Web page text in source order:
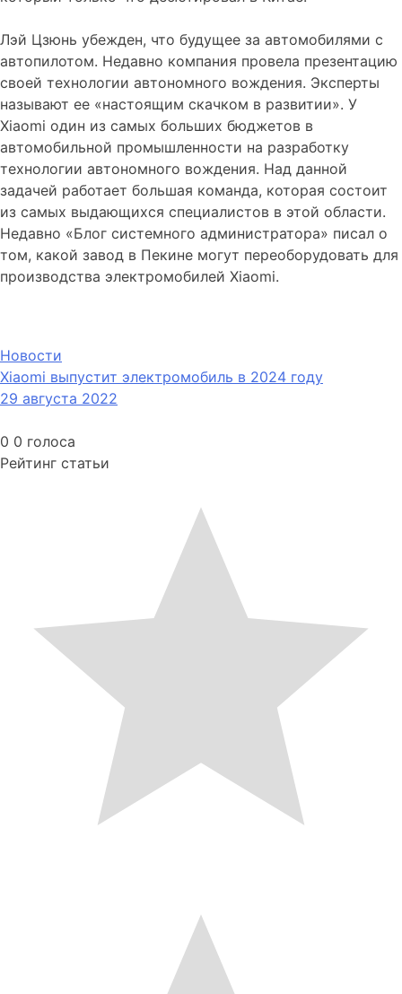
Лэй Цзюнь убежден, что будущее за автомобилями с
автопилотом. Недавно компания провела презентацию
своей технологии автономного вождения. Эксперты
называют ее «настоящим скачком в развитии». У
Xiaomi один из самых больших бюджетов в
автомобильной промышленности на разработку
технологии автономного вождения. Над данной
задачей работает большая команда, которая состоит
из самых выдающихся специалистов в этой области.
Недавно «Блог системного администратора» писал о
том, какой завод в Пекине могут переоборудовать для
производства электромобилей Xiaomi.
Новости
Xiaomi выпустит электромобиль в 2024 году
29 августа 2022
0 0 голоса
Рейтинг статьи